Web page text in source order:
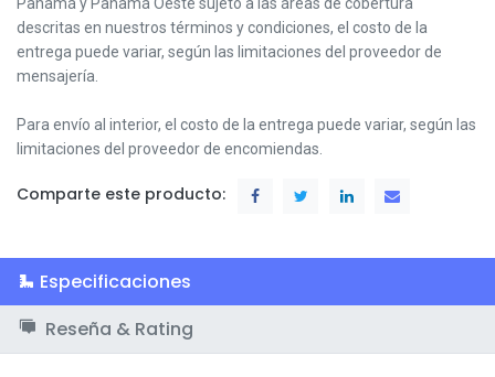
descritas en nuestros términos y condiciones, el costo de la
entrega puede variar, según las limitaciones del proveedor de
mensajería.
Para envío al interior, el costo de la entrega puede variar, según las
limitaciones del proveedor de encomiendas.
Comparte este producto:
Especificaciones
Reseña & Rating